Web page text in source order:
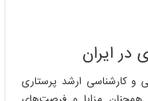
و کارشناسی ارشد پرستاری